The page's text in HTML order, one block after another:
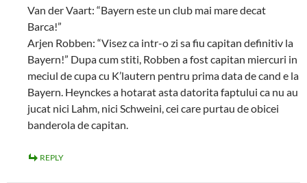
Van der Vaart: “Bayern este un club mai mare decat
Barca!”
Arjen Robben: “Visez ca intr-o zi sa fiu capitan definitiv la
Bayern!” Dupa cum stiti, Robben a fost capitan miercuri in
meciul de cupa cu K’lautern pentru prima data de cand e la
Bayern. Heynckes a hotarat asta datorita faptului ca nu au
jucat nici Lahm, nici Schweini, cei care purtau de obicei
banderola de capitan.
REPLY